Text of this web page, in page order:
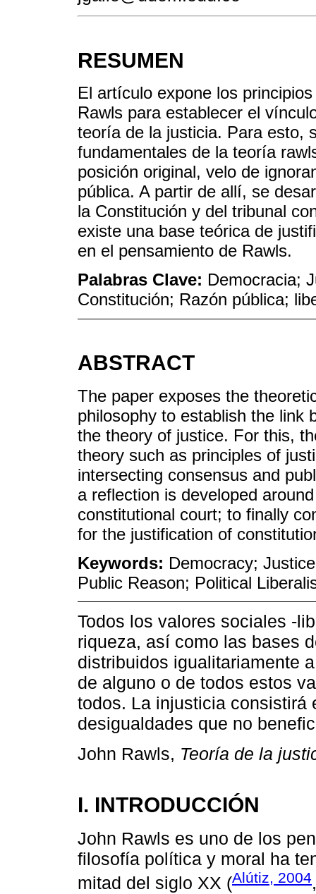
RESUMEN
El artículo expone los
Rawls para establecer el
teoría de la justicia. Para esto,
fundamentales de la teoría
posición original, velo de
pública. A partir de allí, se
la Constitución y del tribunal
existe una base teórica de
en el pensamiento de Rawls.
Palabras Clave: Democracia;
Constitución; Razón pública;
ABSTRACT
The paper exposes the
philosophy to establish the link
the theory of justice. For this,
theory such as principles of
intersecting consensus and
a reflection is developed
constitutional court; to finally
for the justification of
Keywords: Democracy;
Public Reason; Political
Todos los valores sociales -
riqueza, así como las bases
distribuidos igualitariamente
de alguno o de todos estos
todos. La injusticia consistirá
desigualdades que no
John Rawls, Teoría de la
I. INTRODUCCIÓN
John Rawls es uno de los
filosofía política y moral ha
mitad del siglo XX (Alútiz, 2004